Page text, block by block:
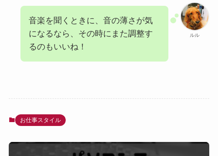
ルル
音楽を聞くときに、音の薄さが気
になるなら、その時にまた調整す
るのもいいね！
お仕事スタイル